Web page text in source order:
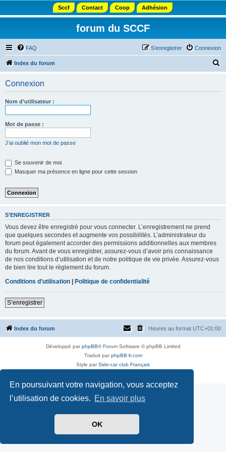
En poursuivant votre navigation, vous acceptez
l’utilisation de cookies. En savoir plus
OK
Sccf Contact Coop Adhésion
forum du SCCF
FAQ Connexion
S’enregistrer
Index du forum
Connexion
Nom d’utilisateur :
Mot de passe :
J’ai oublié mon mot de passe
Se souvenir de moi
Masquer ma présence en ligne pour cette session
S’ENREGISTRER
Vous devez être enregistré pour vous connecter. L’enregistrement ne prend
que quelques secondes et augmente vos possibilités. L’administrateur du
forum peut également accorder des permissions additionnelles aux membres
du forum. Avant de vous enregistrer, assurez-vous d’avoir pris connaissance
de nos conditions d’utilisation et de notre politique de vie privée. Assurez-vous
de bien lire tout le règlement du forum.
Conditions d’utilisation | Politique de confidentialité
S’enregistrer
Index du forum Heures au format UTC+01:00
Développé parphpBB® Forum Software © phpBB Limited
Traduit parphpBB-fr.com
Style parSide-car club Français